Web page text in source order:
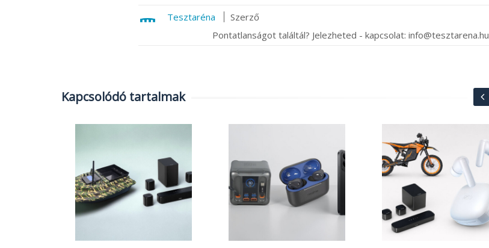
Tesztaréna
Szerző
Pontatlanságot találtál? Jelezheted - kapcsolat: info@tesztarena.hu
Kapcsolódó tartalmak